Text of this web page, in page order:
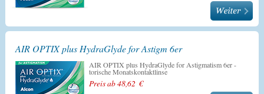
AIR OPTIX plus HydraGlyde for Astigm 6er
AIR OPTIX plus HydraGlyde for Astigmatism 6er -
torische Monatskontaktlinse
Preis ab 48,62 €